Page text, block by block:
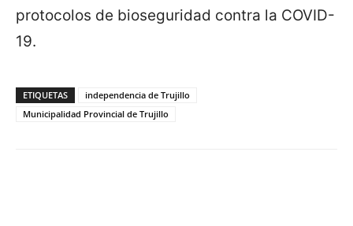
protocolos de bioseguridad contra la COVID-
19.
ETIQUETAS
independencia de Trujillo
Municipalidad Provincial de Trujillo